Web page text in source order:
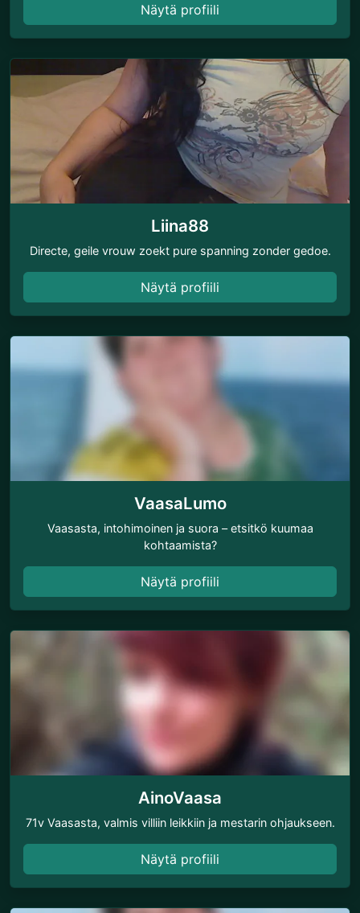
Näytä profiili
Liina88
Directe, geile vrouw zoekt pure spanning zonder gedoe.
Näytä profiili
VaasaLumo
Vaasasta, intohimoinen ja suora – etsitkö kuumaa
kohtaamista?
Näytä profiili
AinoVaasa
71v Vaasasta, valmis villiin leikkiin ja mestarin ohjaukseen.
Näytä profiili